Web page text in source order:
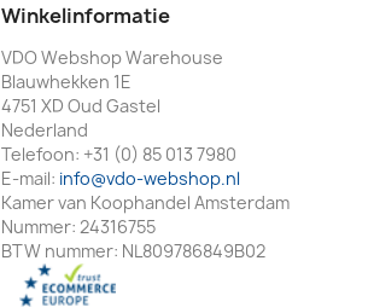
Winkelinformatie
VDO Webshop Warehouse
Blauwhekken 1E
4751 XD Oud Gastel
Nederland
Telefoon: +31 (0) 85 013 7980
E-mail: info@vdo-webshop.nl
Kamer van Koophandel Amsterdam
Nummer: 24316755
BTW nummer: NL809786849B02